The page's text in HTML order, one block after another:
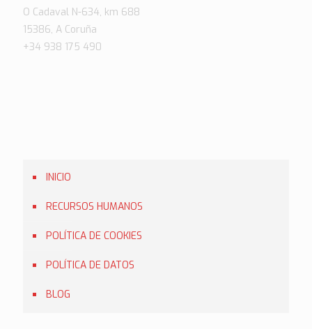
O Cadaval N-634, km 688
15386, A Coruña
+34 938 175 490
INICIO
RECURSOS HUMANOS
POLÍTICA DE COOKIES
POLÍTICA DE DATOS
BLOG